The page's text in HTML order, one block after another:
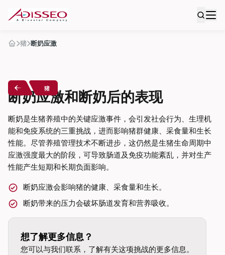
猪 断奶应激
猪
断奶应激和断奶后的表现
断奶是生猪养殖中的关键应激事件，会引发社会行为、生理机
能和免疫系统的三重挑战，进而影响猪群健康、采食量和生长
性能。尽管养殖管理技术不断进步，这仍然是生猪生命周期中
应激强度最大的阶段，可导致肠道及免疫功能紊乱，并对生产
性能产生短期和长期负面影响。
断奶应激会影响猪的健康、采食量和生长。
断奶带来的压力会破坏肠道发育和营养吸收。
想了解更多信息？
您可以与我们联系，了解有关这项挑战的更多信息。